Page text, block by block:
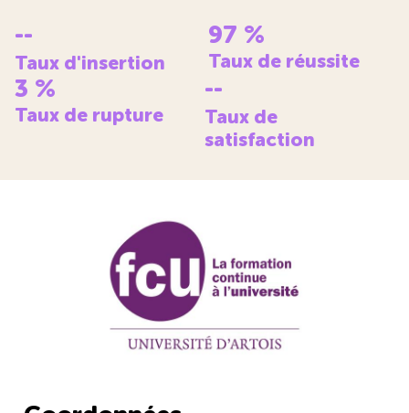
--
Taux d'insertion
97 %
Taux de réussite
3 %
Taux de rupture
--
Taux de
satisfaction